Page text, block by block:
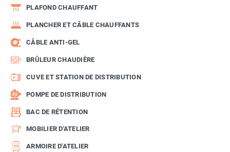
PLAFOND CHAUFFANT
PLANCHER ET CÂBLE CHAUFFANTS
CÂBLE ANTI-GEL
BRÛLEUR CHAUDIÈRE
CUVE ET STATION DE DISTRIBUTION
POMPE DE DISTRIBUTION
BAC DE RÉTENTION
MOBILIER D'ATELIER
ARMOIRE D'ATELIER